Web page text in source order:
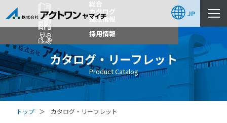
総合
カタログ
拠点情報
採用情報
JP
カタログ・リーフレット
Product Catalog
トップ カタログ・リーフレット